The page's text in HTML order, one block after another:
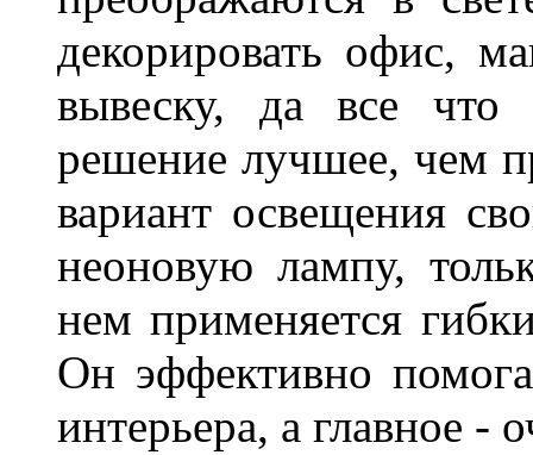
декорировать офис,
вывеску, да все
решение лучшее, чем
вариант освещения
неоновую лампу,
нем применяется
Он эффективно
интерьера, а главное